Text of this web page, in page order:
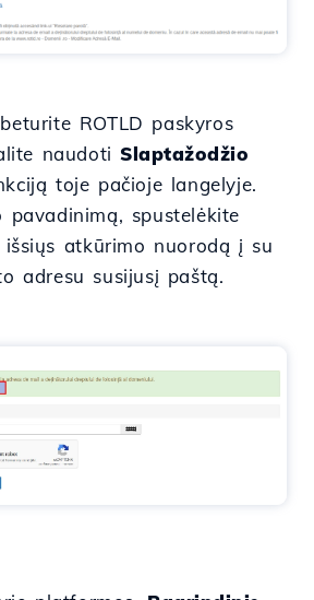
ROTLD paskyros
naudotiSlaptažodžio
toje pačioje langelyje.
pavadinimą, spustelėkite
išsiųs atkūrimo nuorodą į su
adresu susijusį paštą.